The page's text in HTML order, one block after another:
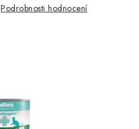
Podrobnosti hodnocení